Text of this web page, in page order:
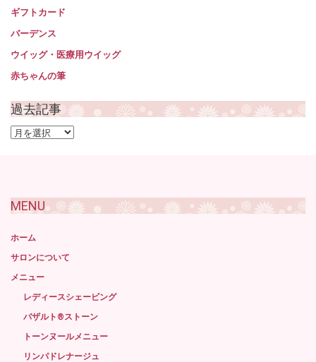
ギフトカード
バーデンス
ウイッグ・医療用ウイッグ
赤ちゃんの筆
過去記事
過
MENU
ホーム
サロンについて
メニュー
レディースシェービング
バザルト®ストーン
トーンヌールメニュー
リンパドレナージュ